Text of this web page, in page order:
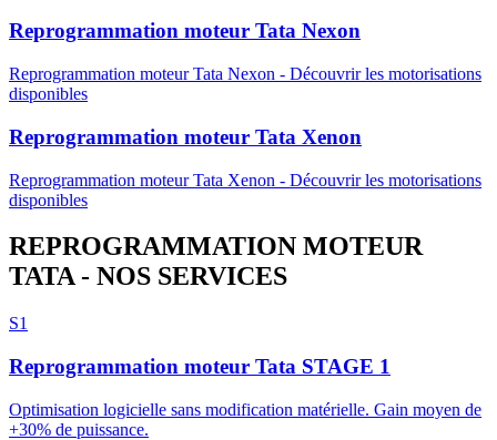
Reprogrammation moteur Tata Nexon
Reprogrammation moteurTata Nexon - Découvrir les motorisations
disponibles
Reprogrammation moteur Tata Xenon
Reprogrammation moteurTata Xenon - Découvrir les motorisations
disponibles
REPROGRAMMATION MOTEUR
TATA - NOS SERVICES
S1
Reprogrammation moteur Tata STAGE 1
Optimisation logicielle sans modification matérielle. Gain moyen de
+30% de puissance.